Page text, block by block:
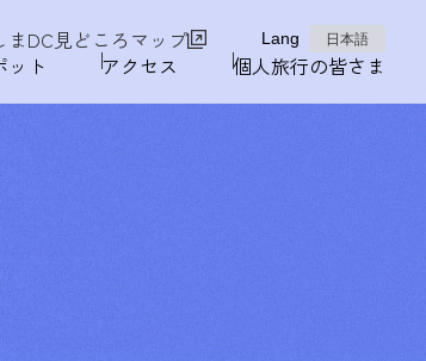
まDC見どころマップ Lang 日本語
ット アクセス 個人旅行の皆さま